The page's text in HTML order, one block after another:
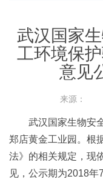
武汉国家
工环境保
意见
来源：
武汉国家生物安全
郑店黄金工业园。根
法》的相关规定，现
见，公示期为2018年